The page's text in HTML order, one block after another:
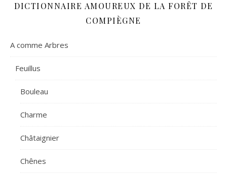
DICTIONNAIRE AMOUREUX DE LA FORÊT DE
COMPIÈGNE
A comme Arbres
Feuillus
Bouleau
Charme
Châtaignier
Chênes